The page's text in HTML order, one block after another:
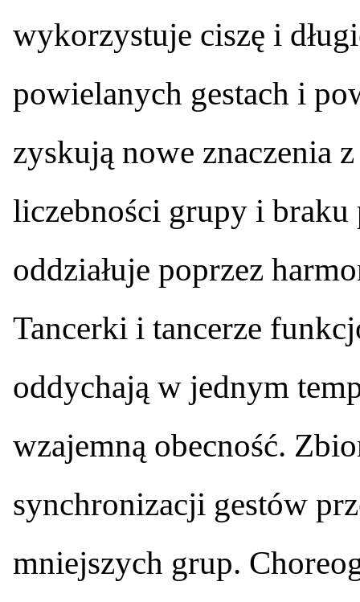
wykorzystuje ciszę i
powielanych gestach i
zyskują nowe znaczenia
liczebności grupy i braku
oddziałuje poprzez
Tancerki i tancerze
oddychają w jednym
wzajemną obecność.
synchronizacji gestów
mniejszych grup.